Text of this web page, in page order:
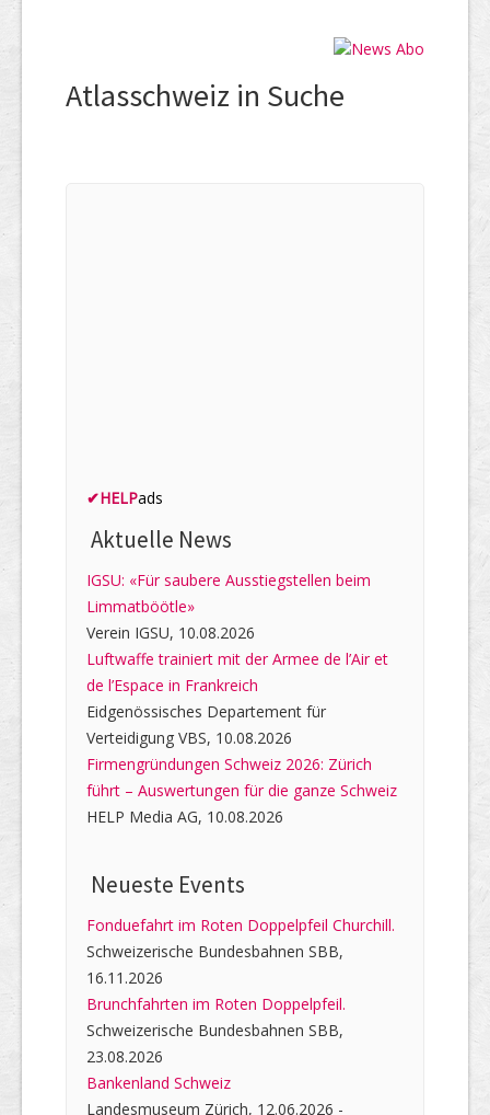
Atlasschweiz in Suche
✔HELPads
Aktuelle News
IGSU: «Für saubere Ausstiegstellen beim
Limmatböötle»
Verein IGSU, 10.08.2026
Luftwaffe trainiert mit der Armee de l’Air et
de l’Espace in Frankreich
Eidgenössisches Departement für
Verteidigung VBS, 10.08.2026
Firmengründungen Schweiz 2026: Zürich
führt – Auswertungen für die ganze Schweiz
HELP Media AG, 10.08.2026
Neueste Events
Fonduefahrt im Roten Doppelpfeil Churchill.
Schweizerische Bundesbahnen SBB,
16.11.2026
Brunchfahrten im Roten Doppelpfeil.
Schweizerische Bundesbahnen SBB,
23.08.2026
Bankenland Schweiz
Landesmuseum Zürich, 12.06.2026 -